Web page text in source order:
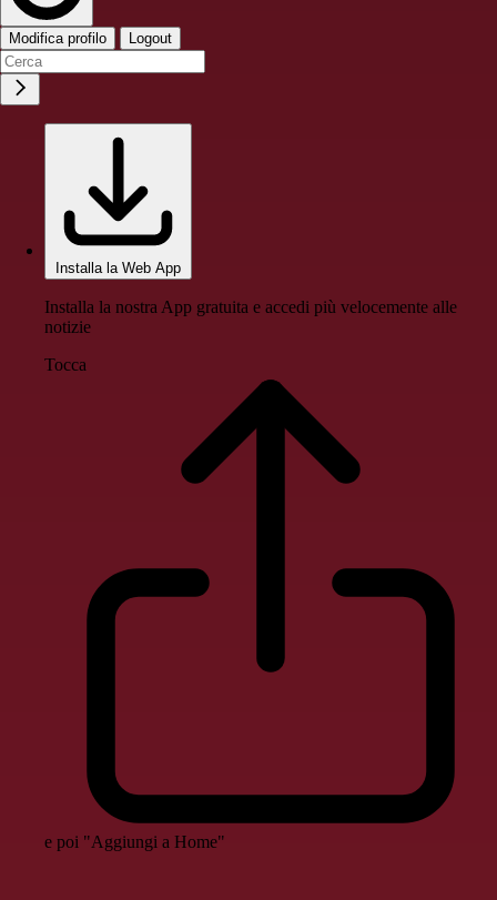
Modifica profilo Logout
Installa la Web App
Installa la nostra App gratuita e accedi più velocemente alle
notizie
Tocca
e poi "Aggiungi a Home"